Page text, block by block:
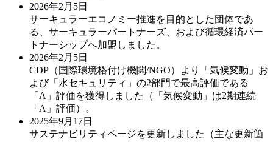
2026年2月5日
サーキュラーエコノミー推進を目的とした団体であ
る、サーキュラーパートナーズ、および循環経済パー
トナーシップへ加盟しました。
2026年2月5日
CDP（国際環境格付け機関/NGO）より「気候変動」お
よび「水セキュリティ」の2部門で最高評価である
「A」評価を獲得しました（「気候変動」は2期連続
「A」評価）。
2025年9月17日
サステナビリティページを更新しました（主な更新箇